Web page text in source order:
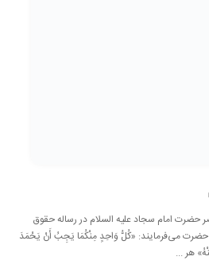
امام سجاد علیه السلام در رساله حقوق
می‌فرمایند: «كُلُّ وَاحِدٍ مِنْكُمَا يَجِبُ أَنْ يَحْمَدَ
هر ...